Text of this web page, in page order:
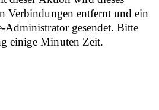
Verbindungen entfernt und ein
Administrator gesendet. Bitte
einige Minuten Zeit.